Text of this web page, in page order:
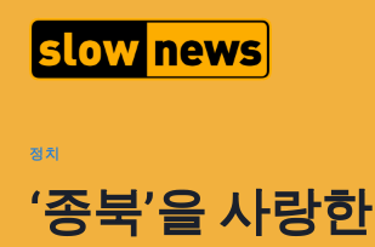
정치
‘종북’을 사랑